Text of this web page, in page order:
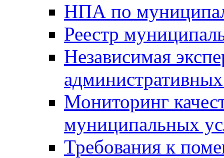
НПА по
Реестр
Независимая
Мониторинг
муниципальных
Требования к